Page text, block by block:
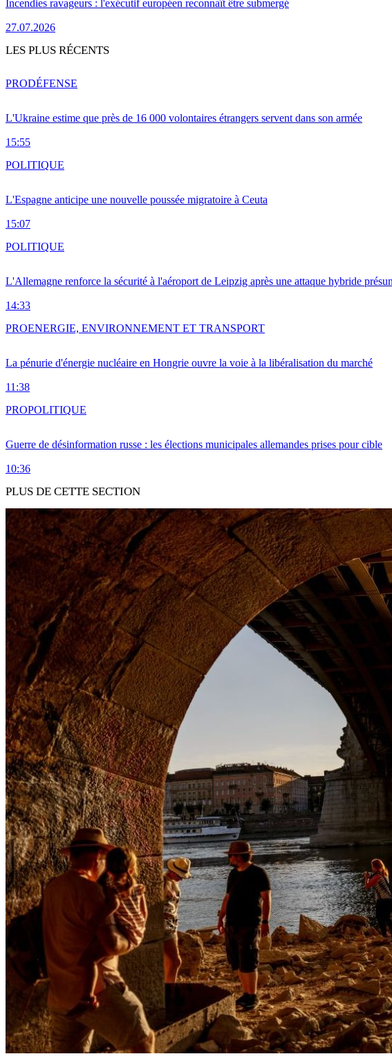
Incendies ravageurs : l'exécutif européen reconnaît être submergé
27.07.2026
LES PLUS RÉCENTS
L'Ukraine estime que près de 16 000 volontaires étrangers servent dans son armée
15:55
PRODÉFENSE
L'Espagne anticipe une nouvelle poussée migratoire à Ceuta
15:07
POLITIQUE
L'Allemagne renforce la sécurité à l'aéroport de Leipzig après une attaque hybride
14:33
POLITIQUE
La pénurie d'énergie nucléaire en Hongrie ouvre la voie à la libéralisation du marché
11:38
PROENERGIE, ENVIRONNEMENT ET TRANSPORT
Guerre de désinformation russe : les élections municipales allemandes prises pour cible
10:36
PROPOLITIQUE
PLUS DE CETTE SECTION